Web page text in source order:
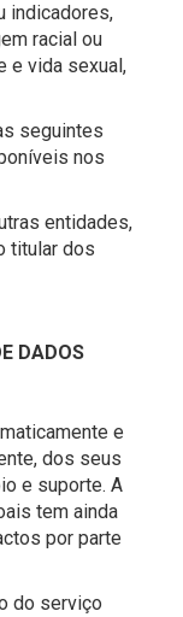
indicadores,
racial ou
e vida sexual,
seguintes
nos
entidades,
titular dos
DADOS
e
dos seus
e suporte. A
tem ainda
por parte
do serviço